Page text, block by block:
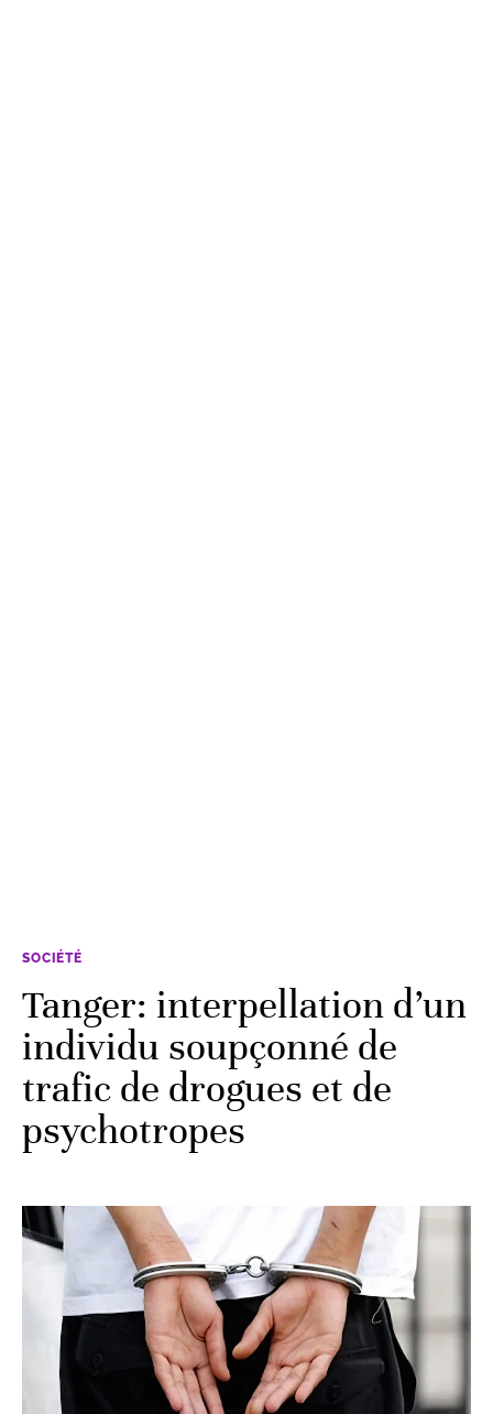
SOCIÉTÉ
Tanger: interpellation d’un
individu soupçonné de
trafic de drogues et de
psychotropes